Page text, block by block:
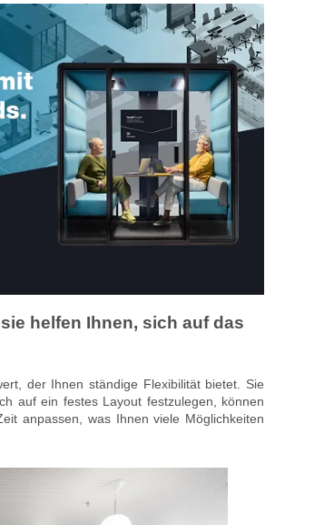
helfen Ihnen, sich auf das
der Ihnen ständige Flexibilität bietet. Sie
auf ein festes Layout festzulegen, können
anpassen, was Ihnen viele Möglichkeiten